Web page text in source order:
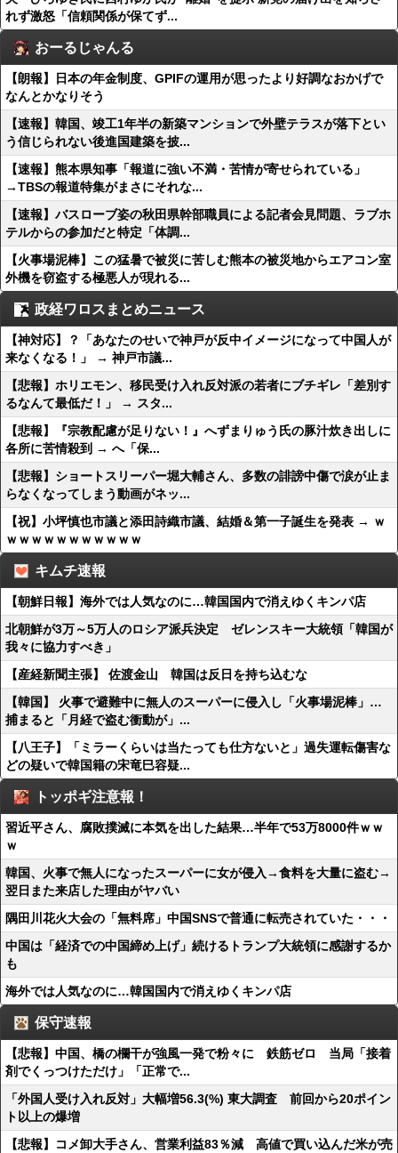
れず激怒「信頼関係が保てず...
おーるじゃんる
【朗報】日本の年金制度、GPIFの運用が思ったより好調なおかげで
なんとかなりそう
【速報】韓国、竣工1年半の新築マンションで外壁テラスが落下とい
う信じられない後進国建築を披...
【速報】熊本県知事「報道に強い不満・苦情が寄せられている」
→TBSの報道特集がまさにそれな...
【速報】バスローブ姿の秋田県幹部職員による記者会見問題、ラブホ
テルからの参加だと特定「体調...
【火事場泥棒】この猛暑で被災に苦しむ熊本の被災地からエアコン室
外機を窃盗する極悪人が現れる...
政経ワロスまとめニュース
【神対応】？「あなたのせいで神戸が反中イメージになって中国人が
来なくなる！」 → 神戸市議...
【悲報】ホリエモン、移民受け入れ反対派の若者にブチギレ「差別す
るなんて最低だ！」 → スタ...
【悲報】『宗教配慮が足りない！』へずまりゅう氏の豚汁炊き出しに
各所に苦情殺到 → へ「保...
【悲報】ショートスリーパー堀大輔さん、多数の誹謗中傷で涙が止ま
らなくなってしまう動画がネッ...
【祝】小坪慎也市議と添田詩織市議、結婚＆第一子誕生を発表 → ｗ
ｗｗｗｗｗｗｗｗｗｗｗ
キムチ速報
【朝鮮日報】海外では人気なのに…韓国国内で消えゆくキンパ店
北朝鮮が3万～5万人のロシア派兵決定 ゼレンスキー大統領「韓国が
我々に協力すべき」
【産経新聞主張】 佐渡金山 韓国は反日を持ち込むな
【韓国】 火事で避難中に無人のスーパーに侵入し「火事場泥棒」…
捕まると「月経で盗む衝動が」...
【八王子】「ミラーくらいは当たっても仕方ないと」過失運転傷害な
どの疑いで韓国籍の宋竜巳容疑...
トッポギ注意報！
習近平さん、腐敗撲滅に本気を出した結果…半年で53万8000件ｗｗ
ｗ
韓国、火事で無人になったスーパーに女が侵入→食料を大量に盗む→
翌日また来店した理由がヤバい
隅田川花火大会の「無料席」中国SNSで普通に転売されていた・・・
中国は「経済での中国締め上げ」続けるトランプ大統領に感謝するか
も
海外では人気なのに…韓国国内で消えゆくキンパ店
保守速報
【悲報】中国、橋の欄干が強風一発で粉々に 鉄筋ゼロ 当局「接着
剤でくっつけただけ」「正常で...
「外国人受け入れ反対」大幅増56.3(%) 東大調査 前回から20ポイン
ト以上の爆増
【悲報】コメ卸大手さん、営業利益83％減 高値で買い込んだ米が売